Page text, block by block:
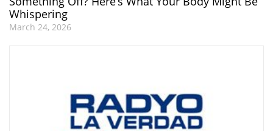
Whispering
March 24, 2026